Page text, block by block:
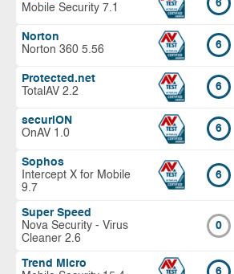
Mobile Security 7.1
6
Norton
Norton 360 5.56
6
Protected.net
TotalAV 2.2
6
securiON
OnAV 1.0
6
Sophos
Intercept X for Mobile
9.7
6
Super Speed
Nova Security - Virus
Cleaner 2.6
0
Trend Micro
6